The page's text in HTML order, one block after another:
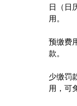
日（日
用。
预缴费
款。
少缴罚
用，可